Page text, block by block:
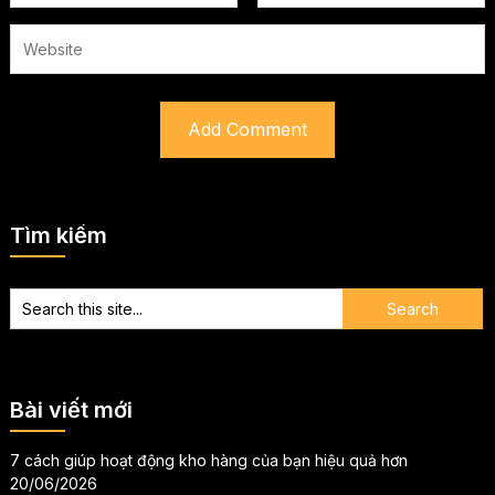
Tìm kiếm
Bài viết mới
7 cách giúp hoạt động kho hàng của bạn hiệu quả hơn
20/06/2026